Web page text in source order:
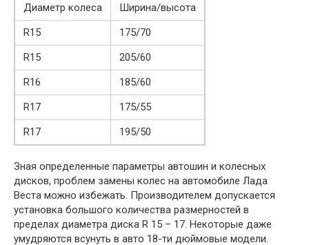
Диаметр колеса
Ширина/высота
R15
175/70
R15
205/60
R16
185/60
R17
175/55
R17
195/50
Зная определенные параметры автошин и колесных
дисков, проблем замены колес на автомобиле Лада
Веста можно избежать. Производителем допускается
установка большого количества размерностей в
пределах диаметра диска R 15 – 17. Некоторые даже
умудряются всунуть в авто 18-ти дюймовые модели.